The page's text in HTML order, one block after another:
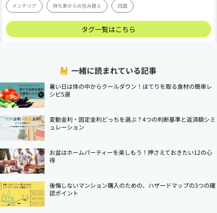
インテリア 持ち家からの住み替え 四国
タグ一覧はこちら
一緒に読まれている記事
暑い日は体の中からクールダウン！ほてりを取る食材の簡単レ
シピ5選
変動金利・固定金利どっちを選ぶ？4つの判断基準と返済額シミ
ュレーション
お盆はホームパーティーを楽しもう！押さえておきたい12の心
得
後悔しないマンション購入のための、ハザードマップの3つの確
認ポイント